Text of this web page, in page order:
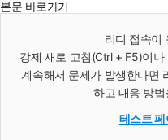
본문 바로가기
리디 접속이
강제 새로 고침(Ctrl + F5)이
계속해서 문제가 발생한다면
하고 대응 방
테스트